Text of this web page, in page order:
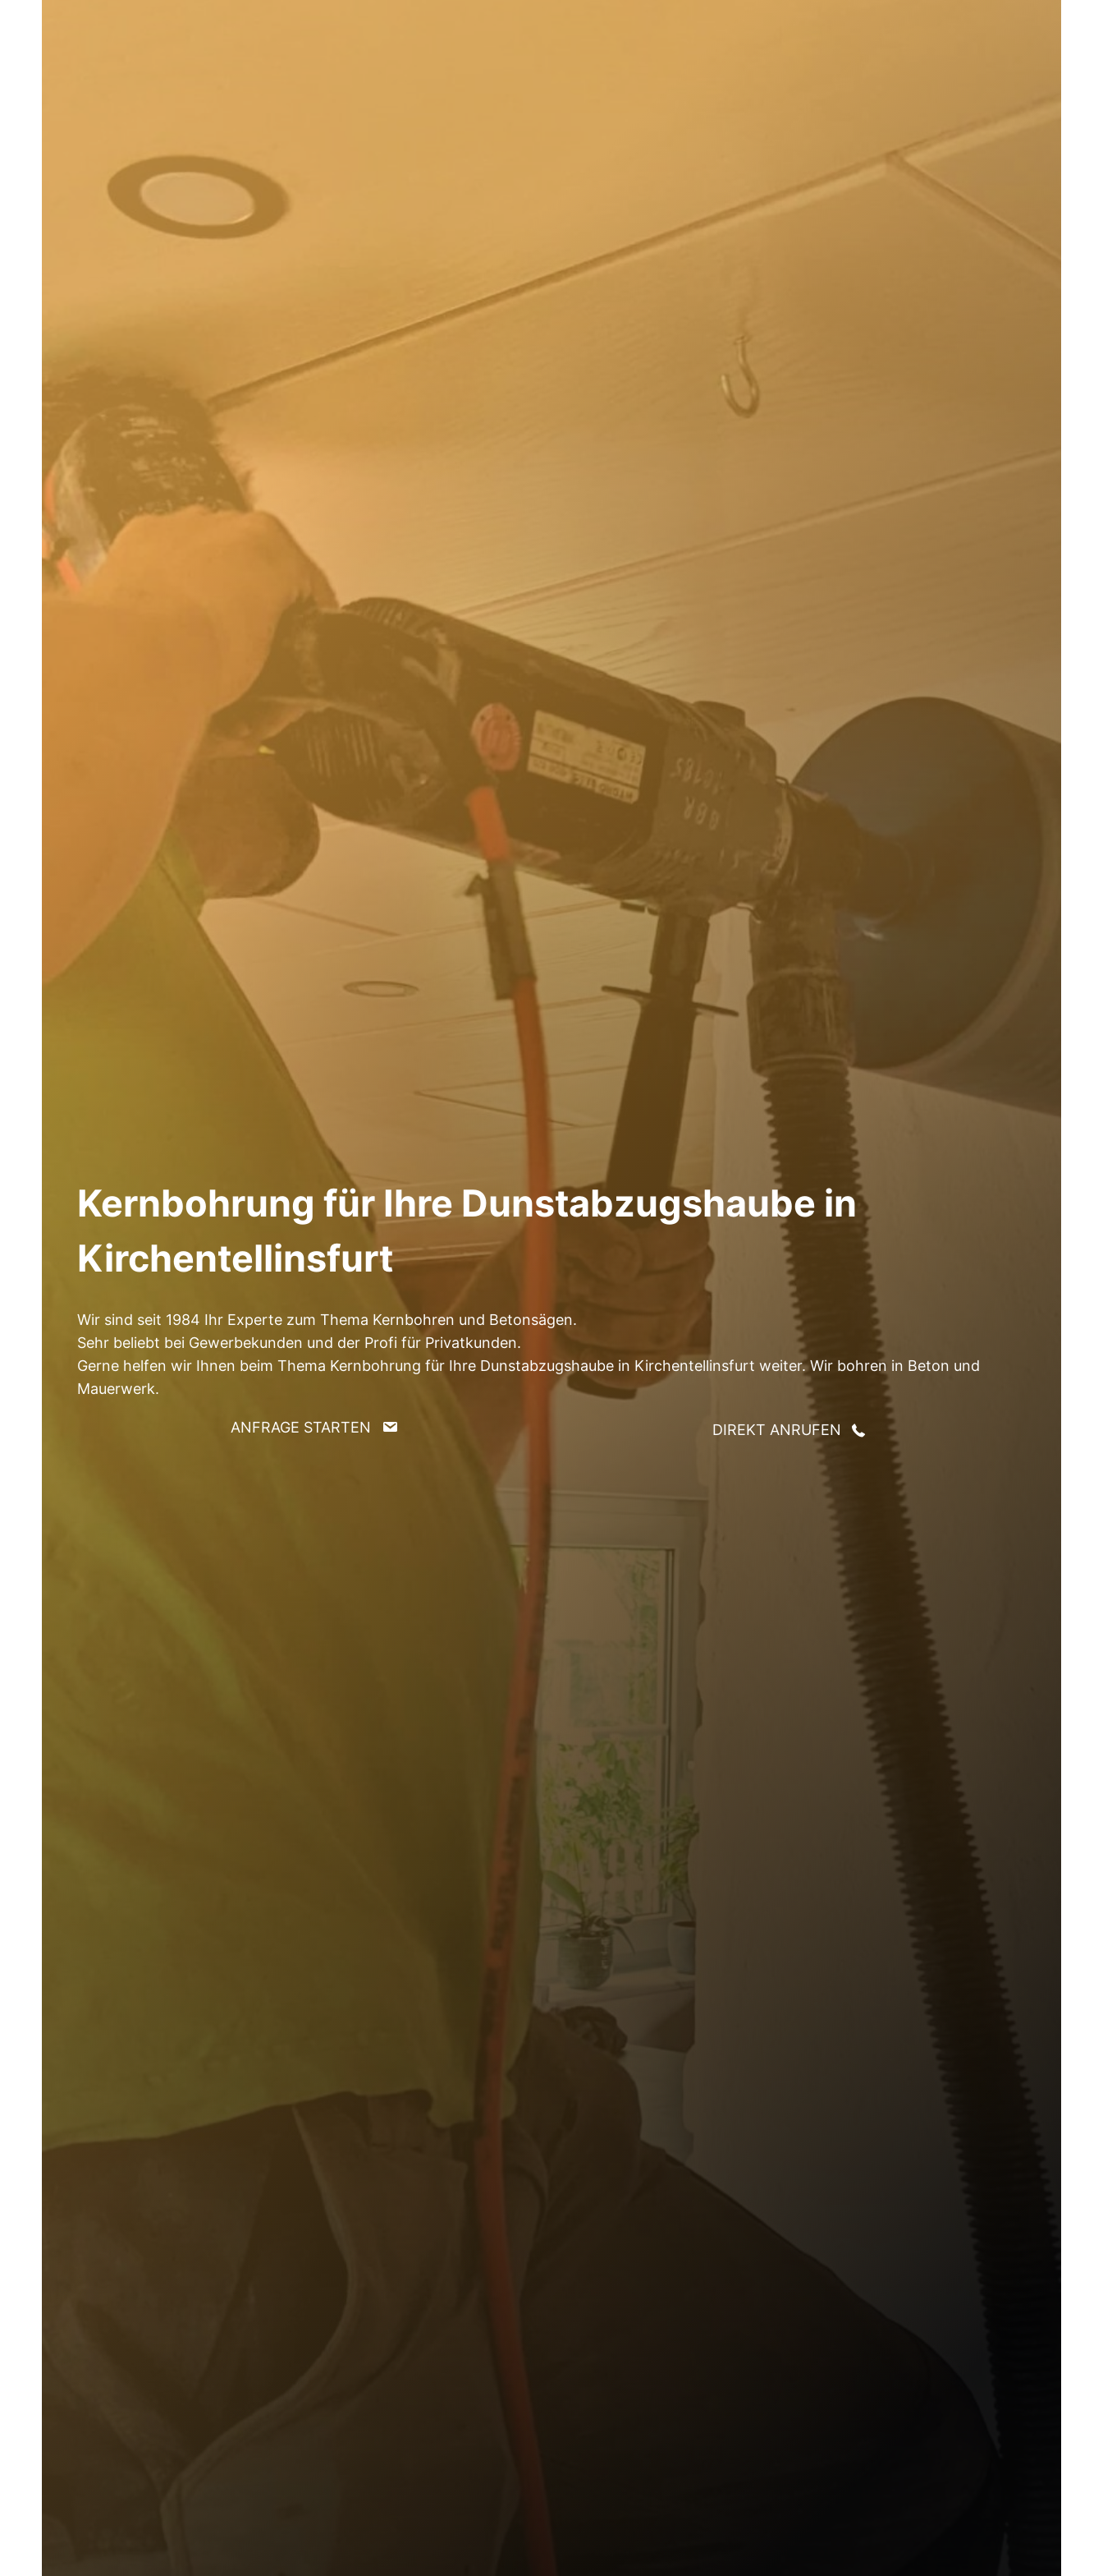
Kernbohrung für Ihre Dunstabzugshaube in
Kirchentellinsfurt
Wir sind seit 1984 Ihr Experte zum Thema Kernbohren und Betonsägen.
Sehr beliebt bei Gewerbekunden und der Profi für Privatkunden.
Gerne helfen wir Ihnen beim Thema Kernbohrung für Ihre Dunstabzugshaube in Kirchentellinsfurt weiter. Wir bohren in Beton und
Mauerwerk.
ANFRAGE STARTEN DIREKT ANRUFEN